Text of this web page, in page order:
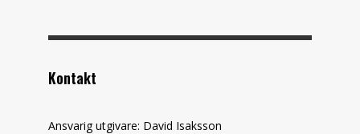
Kontakt
Ansvarig utgivare: David Isaksson